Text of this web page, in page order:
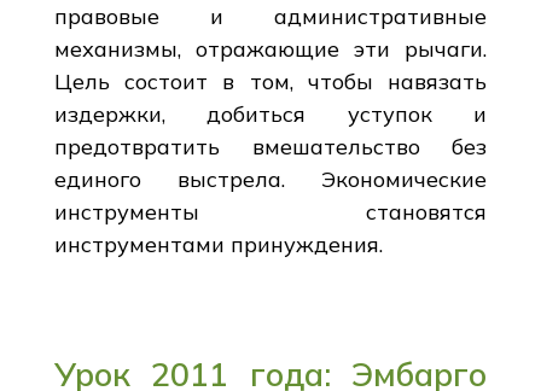
правовые и административные
механизмы, отражающие эти рычаги.
Цель состоит в том, чтобы навязать
издержки, добиться уступок и
предотвратить вмешательство без
единого выстрела. Экономические
инструменты становятся
инструментами принуждения.
Урок 2011 года: Эмбарго